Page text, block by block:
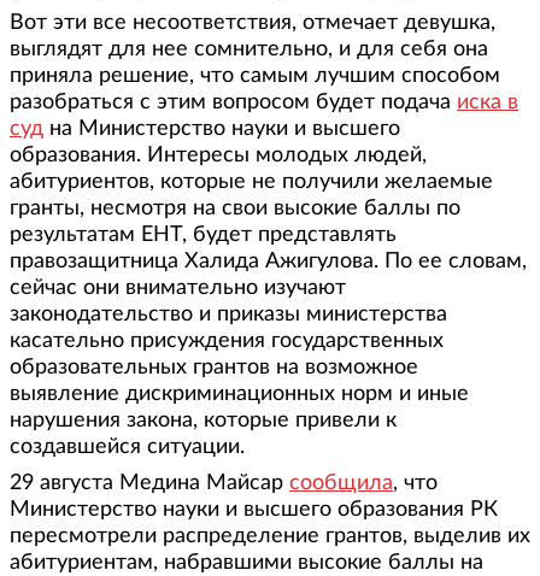
Вот эти все несоответствия, отмечает девушка,
выглядят для нее сомнительно, и для себя она
приняла решение, что самым лучшим способом
разобраться с этим вопросом будет подача иска в
суд на Министерство науки и высшего
образования. Интересы молодых людей,
абитуриентов, которые не получили желаемые
гранты, несмотря на свои высокие баллы по
результатам ЕНТ, будет представлять
правозащитница Халида Ажигулова. По ее словам,
сейчас они внимательно изучают
законодательство и приказы министерства
касательно присуждения государственных
образовательных грантов на возможное
выявление дискриминационных норм и иные
нарушения закона, которые привели к
создавшейся ситуации.
29 августа Медина Майсар сообщила, что
Министерство науки и высшего образования РК
пересмотрели распределение грантов, выделив их
абитуриентам, набравшими высокие баллы на